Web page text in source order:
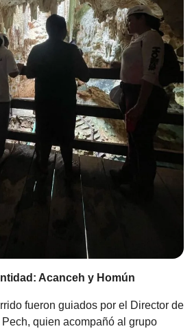
Acanceh y Homún
fueron guiados por el Director de
quien acompañó al grupo